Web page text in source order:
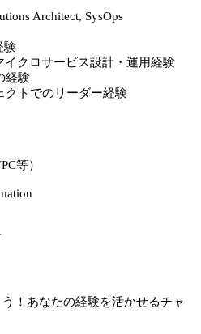
Architect, SysOps
験
イクロサービス設計・運用経験
経験
クトでのリーダー経験
等）
！あなたの経験を活かせるチャ